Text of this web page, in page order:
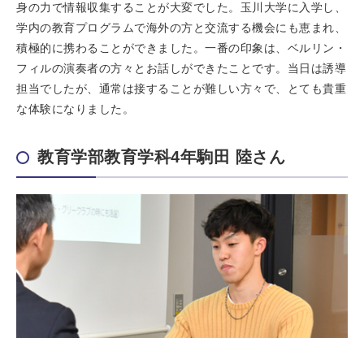
身の力で情報収集することが大変でした。玉川大学に入学し、
学内の教育プログラムで海外の方と交流する機会にも恵まれ、
積極的に携わることができました。一番の印象は、ベルリン・
フィルの演奏者の方々とお話しができたことです。当日は誘導
担当でしたが、通常は接することが難しい方々で、とても貴重
な体験になりました。
教育学部教育学科4年駒田 陸さん